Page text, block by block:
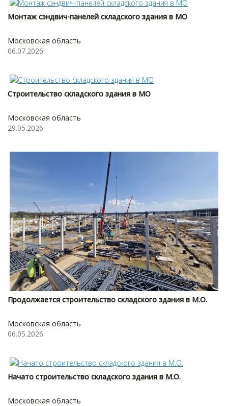
Монтаж сэндвич-панелей складского здания в МО
Московская область
06.07.2026
Строительство складского здания в МО
Московская область
29.05.2026
Продолжается строительство складского здания в М.О.
Московская область
06.05.2026
Начато строительство складского здания в М.О.
Московская область